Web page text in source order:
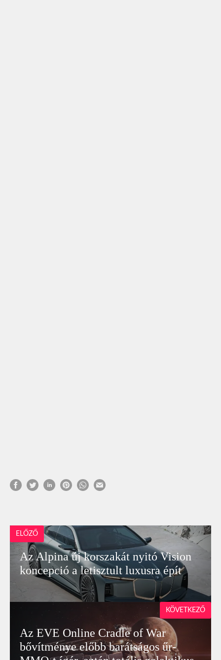
ELŐZŐ
Az Alpina új korszakát nyitó Vision
koncepció a letisztult luxusra épít
Az EVE Online Cradle of War
bővítménye előbb barátságos űr-
KÖVETKEZŐ